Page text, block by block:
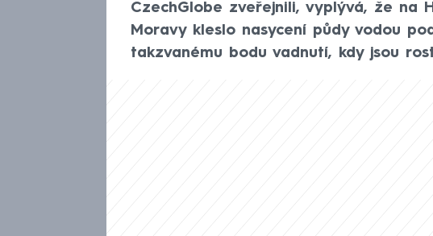
CzechGlobe zveřejnili, vyplývá, že na
Moravy kleslo nasycení půdy vodou
takzvanému bodu vadnutí, kdy jsou